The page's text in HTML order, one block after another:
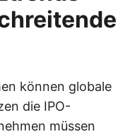
können globale
die IPO-
müssen